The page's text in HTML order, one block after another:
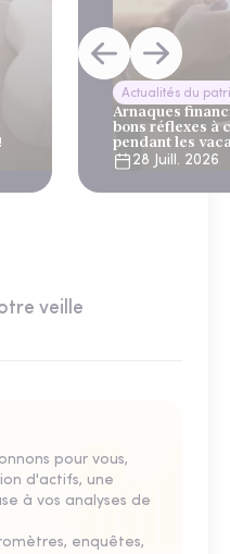
Actualités du
Arnaques
bons réflexes à
pendant les
28 Juill. 2026
veille
pour vous,
d'actifs, une
à vos analyses de
enquêtes,